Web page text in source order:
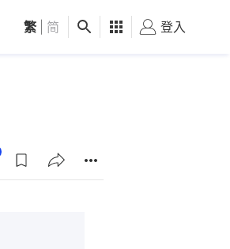
觀點 健康 好食玩飛
繁 简 登入